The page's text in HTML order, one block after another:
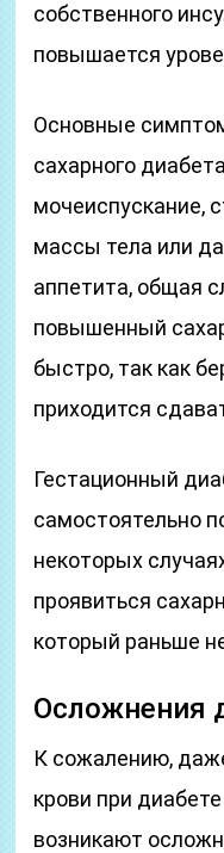
собственного
повышается
Основные
сахарного
мочеиспускание,
массы тела или
аппетита, общая
повышенный
быстро, так как
приходится
Гестационный
самостоятельно
некоторых
проявиться
который раньше
Осложнения
К сожалению,
крови при
возникают